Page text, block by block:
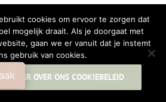
cookies om ervoor te zorgen dat
mogelijk draait. Als je doorgaat met
gaan we er vanuit dat je instemt
gebruik van cookies.
MEER OVER ONS COOKIEBELEID